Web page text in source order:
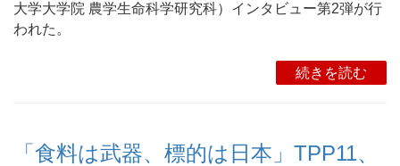
大学大学院 農学生命科学研究科）インタビュー第2弾が行
われた。
続きを読む
「食料は武器、標的は日本」TPP11、